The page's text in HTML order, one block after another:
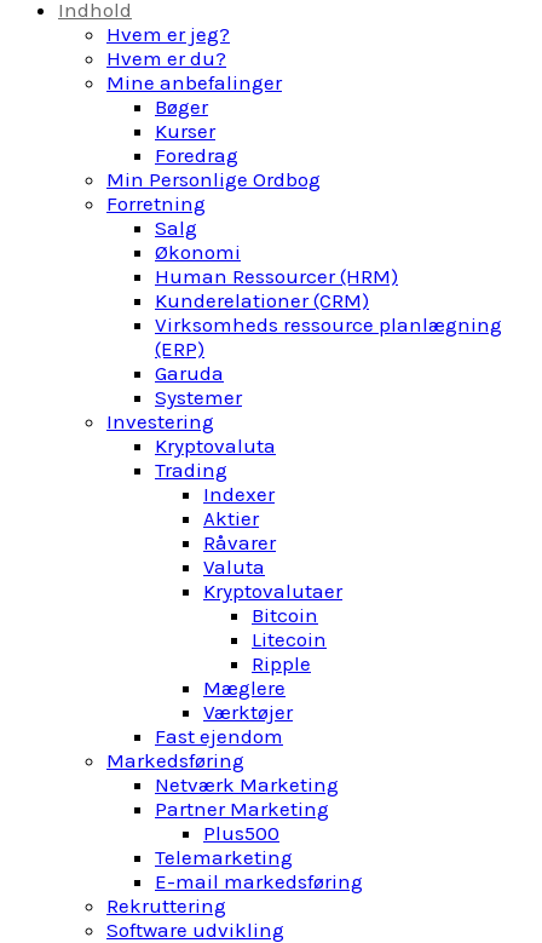
Indhold
Hvem er jeg?
Hvem er du?
Mine anbefalinger
Bøger
Kurser
Foredrag
Min Personlige Ordbog
Forretning
Salg
Økonomi
Human Ressourcer (HRM)
Kunderelationer (CRM)
Virksomheds ressource planlægning
(ERP)
Garuda
Systemer
Investering
Kryptovaluta
Trading
Indexer
Aktier
Råvarer
Valuta
Kryptovalutaer
Bitcoin
Litecoin
Ripple
Mæglere
Værktøjer
Fast ejendom
Markedsføring
Netværk Marketing
Partner Marketing
Plus500
Telemarketing
E-mail markedsføring
Rekruttering
Software udvikling